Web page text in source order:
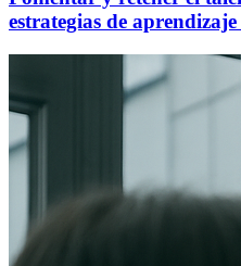
estrategias de